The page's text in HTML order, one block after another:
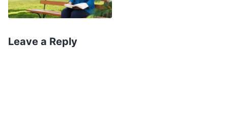
Kasnije sam tragala za istinom da bih rešila svoje
nisu u stanju da proniknu u okruženja koja Bog
Leave a Reply